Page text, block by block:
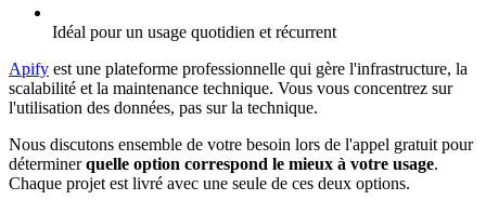
Idéal pour un usage quotidien et récurrent
Apify est une plateforme professionnelle qui gère l'infrastructure, la
scalabilité et la maintenance technique. Vous vous concentrez sur
l'utilisation des données, pas sur la technique.
Nous discutons ensemble de votre besoin lors de l'appel gratuit pour
déterminerquelle option correspond le mieux à votre usage.
Chaque projet est livré avec une seule de ces deux options.